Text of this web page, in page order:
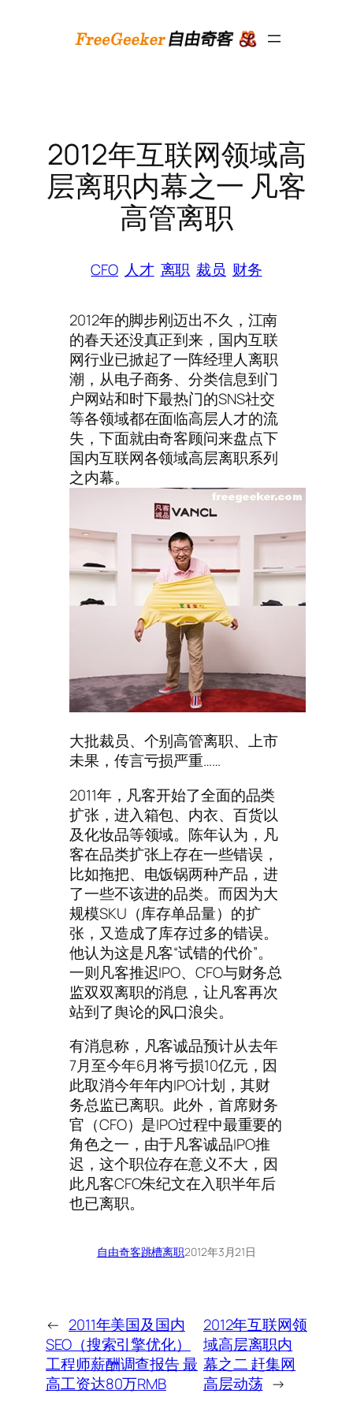
2012年互联网领域高
层离职内幕之一 凡客
高管离职
CFO 人才 离职 裁员 财务
2012年的脚步刚迈出不久，江南
的春天还没真正到来，国内互联
网行业已掀起了一阵经理人离职
潮，从电子商务、分类信息到门
户网站和时下最热门的SNS社交
等各领域都在面临高层人才的流
失，下面就由奇客顾问来盘点下
国内互联网各领域高层离职系列
之内幕。
大批裁员、个别高管离职、上市
未果，传言亏损严重……
2011年，凡客开始了全面的品类
扩张，进入箱包、内衣、百货以
及化妆品等领域。陈年认为，凡
客在品类扩张上存在一些错误，
比如拖把、电饭锅两种产品，进
了一些不该进的品类。而因为大
规模SKU（库存单品量）的扩
张，又造成了库存过多的错误。
他认为这是凡客“试错的代价”。
一则凡客推迟IPO、CFO与财务总
监双双离职的消息，让凡客再次
站到了舆论的风口浪尖。
有消息称，凡客诚品预计从去年
7月至今年6月将亏损10亿元，因
此取消今年年内IPO计划，其财
务总监已离职。此外，首席财务
官（CFO）是IPO过程中最重要的
角色之一，由于凡客诚品IPO推
迟，这个职位存在意义不大，因
此凡客CFO朱纪文在入职半年后
也已离职。
自由奇客跳槽离职2012年3月21日
← 2011年美国及国内
SEO（搜索引擎优化）
工程师薪酬调查报告 最
高工资达80万RMB
2012年互联网领
域高层离职内
幕之二 赶集网
高层动荡 →